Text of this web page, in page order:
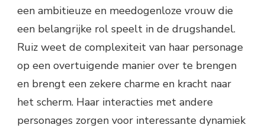
een ambitieuze en meedogenloze vrouw die
een belangrijke rol speelt in de drugshandel.
Ruiz weet de complexiteit van haar personage
op een overtuigende manier over te brengen
en brengt een zekere charme en kracht naar
het scherm. Haar interacties met andere
personages zorgen voor interessante dynamiek